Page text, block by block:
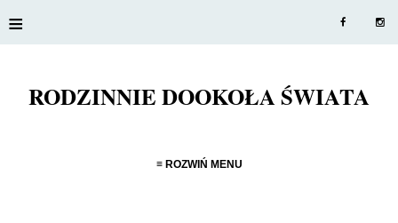
≡
RODZINNIE DOOKOŁA ŚWIATA
≡ ROZWIŃ MENU